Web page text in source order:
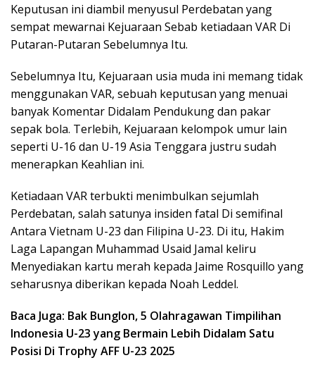
Keputusan ini diambil menyusul Perdebatan yang
sempat mewarnai Kejuaraan Sebab ketiadaan VAR Di
Putaran-Putaran Sebelumnya Itu.
Sebelumnya Itu, Kejuaraan usia muda ini memang tidak
menggunakan VAR, sebuah keputusan yang menuai
banyak Komentar Didalam Pendukung dan pakar
sepak bola. Terlebih, Kejuaraan kelompok umur lain
seperti U-16 dan U-19 Asia Tenggara justru sudah
menerapkan Keahlian ini.
Ketiadaan VAR terbukti menimbulkan sejumlah
Perdebatan, salah satunya insiden fatal Di semifinal
Antara Vietnam U-23 dan Filipina U-23. Di itu, Hakim
Laga Lapangan Muhammad Usaid Jamal keliru
Menyediakan kartu merah kepada Jaime Rosquillo yang
seharusnya diberikan kepada Noah Leddel.
Baca Juga: Bak Bunglon, 5 Olahragawan Timpilihan
Indonesia U-23 yang Bermain Lebih Didalam Satu
Posisi Di Trophy AFF U-23 2025